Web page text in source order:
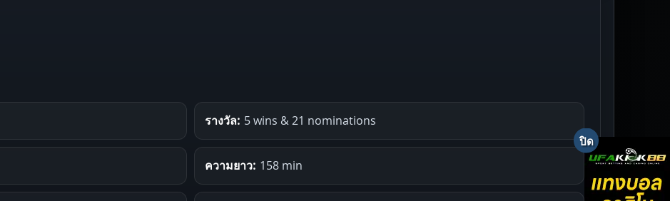
รางวัล: 5 wins & 21 nominations
ความยาว: 158 min